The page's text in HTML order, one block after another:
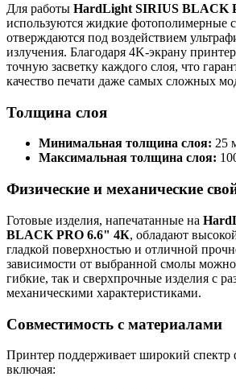
Для работы HardLight SIRIUS BLACK
используются жидкие фотополимерные
отверждаются под воздействием
излучения. Благодаря 4K-экрану
точную засветку каждого слоя, что
качество печати даже самых сложных
Толщина слоя
Минимальная толщина слоя: 25
Максимальная толщина слоя:
Физические и механические
Готовые изделия, напечатанные на
BLACK PRO 6.6" 4К, обладают
гладкой поверхностью и отличной
зависимости от выбранной смолы
гибкие, так и сверхпрочные изделия с
механическими характеристиками.
Совместимость с материалами
Принтер поддерживает широкий спектр
включая: